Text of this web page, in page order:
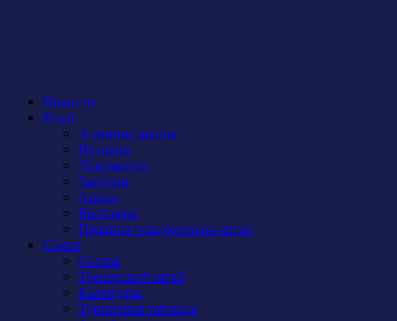
Новости
Клуб
Администрация
История
Документы
Закупки
Арена
Контакты
Правила поведения на арене
Сокол
Состав
Тренерский штаб
Календарь
Турнирная таблица